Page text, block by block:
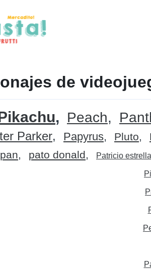
de
Peach
Parker
Papyrus Pluto
pato donald Patricio estrella